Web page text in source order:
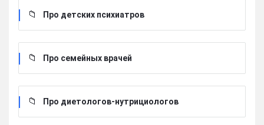
Про детских психиатров
Про семейных врачей
Про диетологов-нутрициологов